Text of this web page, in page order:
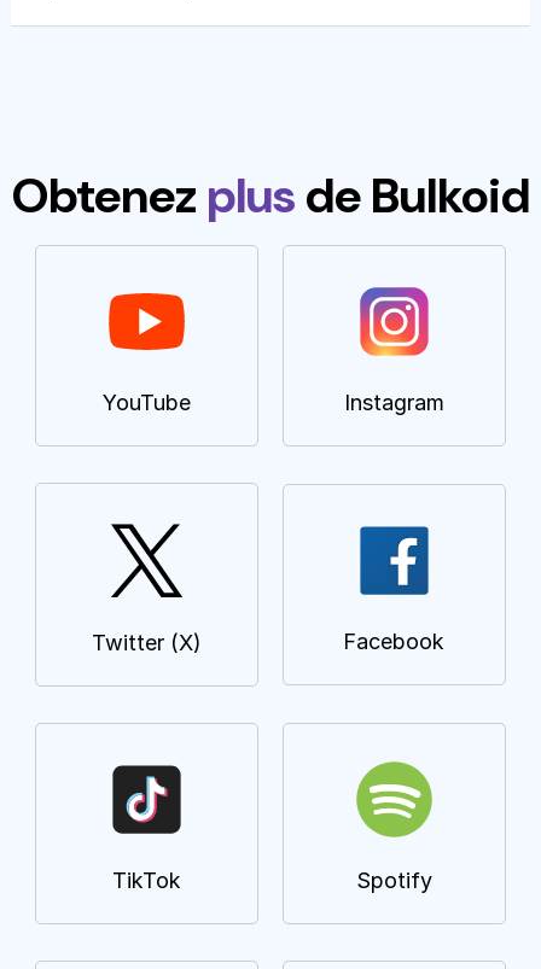
Obtenez plusde Bulkoid
YouTube Instagram
Twitter (X) Facebook
TikTok Spotify